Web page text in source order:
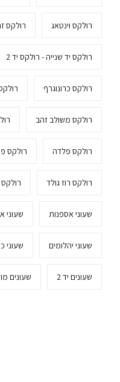
רולקס וינטאג רולקס זהב
רולקס יד שנייה - רולקס יד 2
רולקס כרונוגרף
רולקס משולב זהב
רולקס פלדה רולקס
רולקס רוז גולד רולקס
שעוני אספנות שעוני
שעוני יהלומים שעוני
שעונים יד 2 שעונים